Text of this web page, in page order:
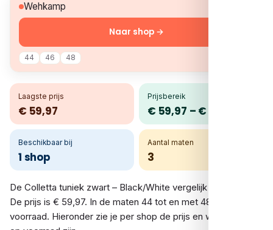
Wehkamp
44 46 48
Naar shop →
Laagste prijs
€ 59,97
Prijsbereik
€ 59,97 – € 59,97
Beschikbaar bij
1 shop
Aantal maten
3
De Colletta tuniek zwart – Black/White vergelijk je bij 1 shop.
De prijs is € 59,97. In de maten 44 tot en met 48 is er
voorraad. Hieronder zie je per shop de prijs en welke maten